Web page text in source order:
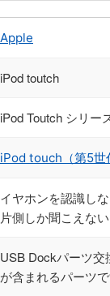
Apple
iPod toutch
iPod Toutch シリー
iPod touch（第5世
イヤホンを認識し
片側しか聞こえない
USB Dockパーツ交
が含まれるパーツで